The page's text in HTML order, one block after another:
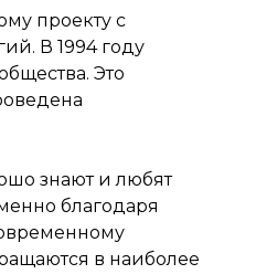
проекту с
В 1994 году
Это
знают и любят
благодаря
в наиболее